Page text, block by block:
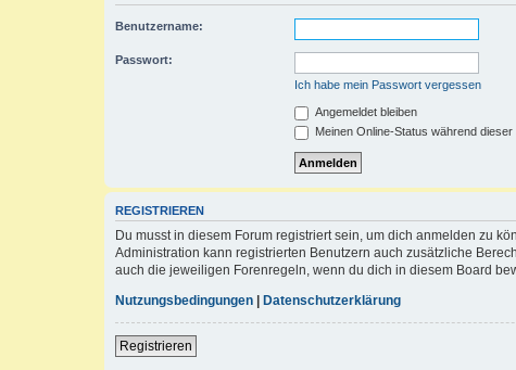
Benutzername:
Passwort:
Ich habe mein Passwort vergessen
Angemeldet bleiben
Meinen Online-Status während
REGISTRIEREN
Du musst in diesem Forum registriert sein, um dich anmelden zu
Administration kann registrierten Benutzern auch zusätzliche
auch die jeweiligen Forenregeln, wenn du dich in diesem Board
Nutzungsbedingungen
Datenschutzerklärung
Registrieren